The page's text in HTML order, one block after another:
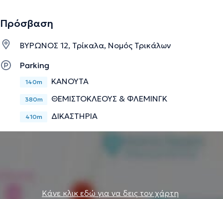
Πρόσβαση
ΒΥΡΩΝΟΣ 12, Τρίκαλα, Νομός Τρικάλων
Parking
140m ΚΑΝΟΥΤΑ
380m ΘΕΜΙΣΤΟΚΛΕΟΥΣ & ΦΛΕΜΙΝΓΚ
410m ΔΙΚΑΣΤΗΡΙΑ
Κάνε κλικ εδώ για να δεις τον χάρτη